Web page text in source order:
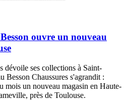
ouvre un nouveau
dévoile ses collections à Saint-
Besson Chaussures s'agrandit :
mois un nouveau magasin en Haute-
près de Toulouse.